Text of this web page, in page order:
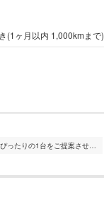
(1ヶ月以内 1,000kmまで)
全国的に店舗を展開しており、 豊富な在庫の中からお客様にぴったりの1台をご提案させていただきます。 国産車から輸入車まで幅広く取り扱っており、 登録済未使用車や...